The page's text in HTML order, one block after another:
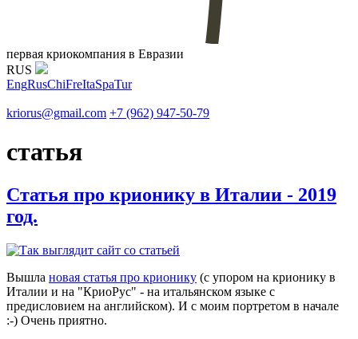
первая криокомпания в Евразии
RUS
EngRusChiFreItaSpaTur
kriorus@gmail.com +7 (962) 947-50-79
статья
Статья про крионику в Италии - 2019
год.
Вышла новая статья про крионику (с упором на крионику в
Италии и на "КриоРус" - на итальянском языке с
предисловием на английском). И с моим портретом в начале
:-) Очень приятно.